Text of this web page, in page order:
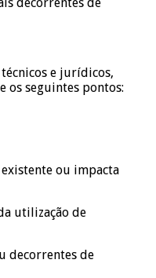
e jurídicos,
os seguintes pontos:
ou impacta
utilização de
decorrentes de